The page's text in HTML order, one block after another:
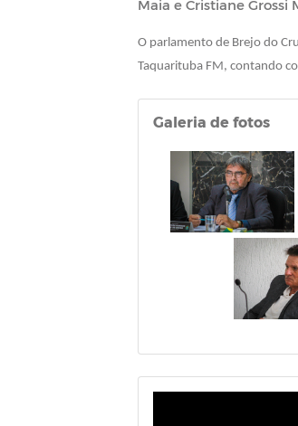
Maia e Cristiane Grossi
O parlamento de Brejo do
Taquarituba FM, contando
Galeria de fotos